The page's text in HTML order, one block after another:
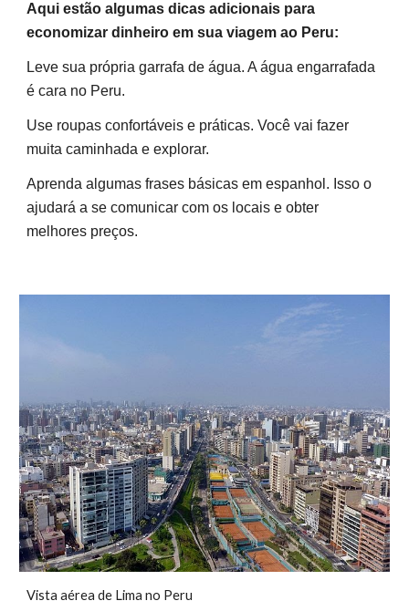
Aqui estão algumas dicas adicionais para
economizar dinheiro em sua viagem ao Peru:
Leve sua própria garrafa de água. A água engarrafada
é cara no Peru.
Use roupas confortáveis e práticas. Você vai fazer
muita caminhada e explorar.
Aprenda algumas frases básicas em espanhol. Isso o
ajudará a se comunicar com os locais e obter
melhores preços.
Vista aérea de Lima no Peru